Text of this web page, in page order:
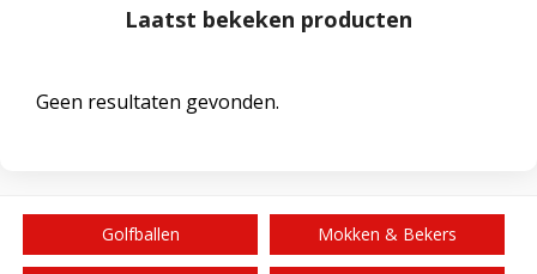
Laatst bekeken producten
Geen resultaten gevonden.
Golfballen Mokken & Bekers